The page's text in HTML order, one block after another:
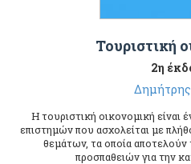
Τουριστική
2η
Η τουριστική οικονομική
επιστημών που ασχολείται με
θεμάτων, τα οποία
προσπαθειών για την